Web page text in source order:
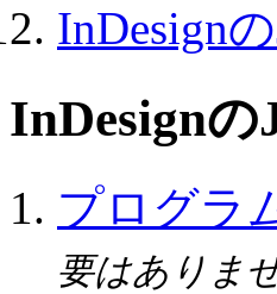
InDesign
InDesign
プログラ
要はありま